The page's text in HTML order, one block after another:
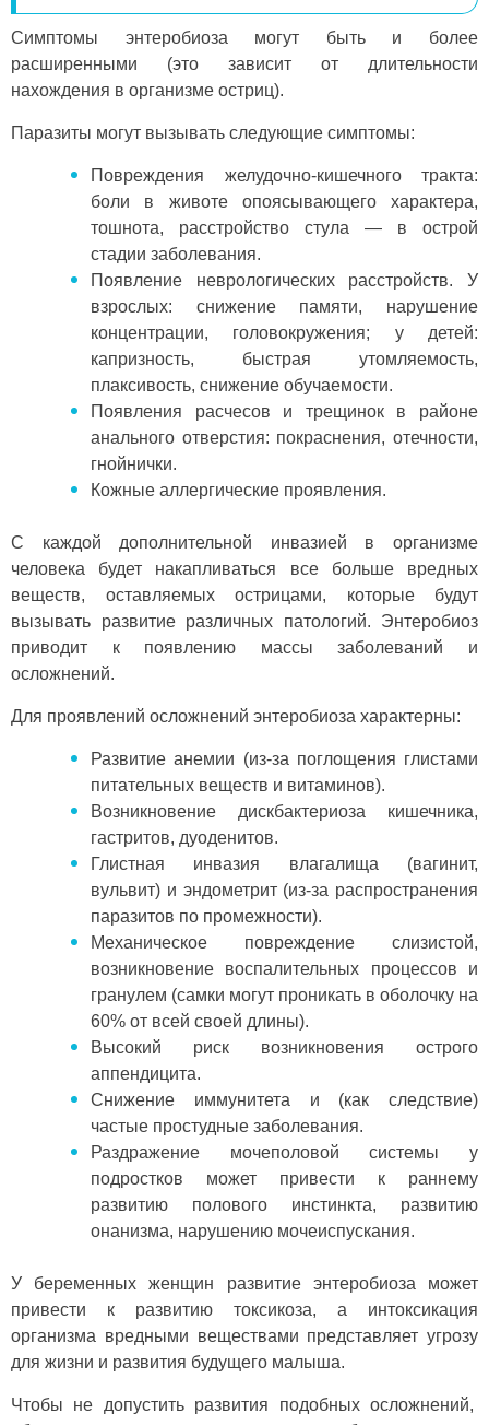
Симптомы энтеробиоза могут быть и более
расширенными (это зависит от длительности
нахождения в организме остриц).
Паразиты могут вызывать следующие симптомы:
Повреждения желудочно-кишечного тракта:
боли в животе опоясывающего характера,
тошнота, расстройство стула — в острой
стадии заболевания.
Появление неврологических расстройств. У
взрослых: снижение памяти, нарушение
концентрации, головокружения; у детей:
капризность, быстрая утомляемость,
плаксивость, снижение обучаемости.
Появления расчесов и трещинок в районе
анального отверстия: покраснения, отечности,
гнойнички.
Кожные аллергические проявления.
С каждой дополнительной инвазией в организме
человека будет накапливаться все больше вредных
веществ, оставляемых острицами, которые будут
вызывать развитие различных патологий. Энтеробиоз
приводит к появлению массы заболеваний и
осложнений.
Для проявлений осложнений энтеробиоза характерны:
Развитие анемии (из-за поглощения глистами
питательных веществ и витаминов).
Возникновение дискбактериоза кишечника,
гастритов, дуоденитов.
Глистная инвазия влагалища (вагинит,
вульвит) и эндометрит (из-за распространения
паразитов по промежности).
Механическое повреждение слизистой,
возникновение воспалительных процессов и
гранулем (самки могут проникать в оболочку на
60% от всей своей длины).
Высокий риск возникновения острого
аппендицита.
Снижение иммунитета и (как следствие)
частые простудные заболевания.
Раздражение мочеполовой системы у
подростков может привести к раннему
развитию полового инстинкта, развитию
онанизма, нарушению мочеиспускания.
У беременных женщин развитие энтеробиоза может
привести к развитию токсикоза, а интоксикация
организма вредными веществами представляет угрозу
для жизни и развития будущего малыша.
Чтобы не допустить развития подобных осложнений,